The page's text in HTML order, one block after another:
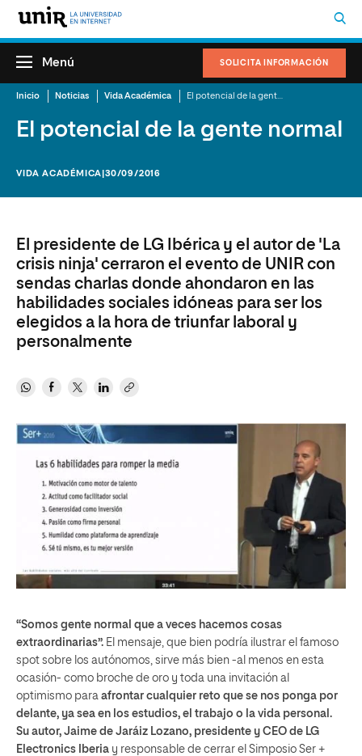
SOLICITA INFORMACIÓN
Menú
Inicio Noticias Vida Académica
El potencial de la gente normal
VIDA ACADÉMICA |30/09/2016
El presidente de LG Ibérica y el autor de 'La
crisis ninja' cerraron el evento de UNIR con
sendas charlas donde ahondaron en las
habilidades sociales idóneas para ser los
elegidos a la hora de triunfar laboral y
personalmente
“Somos gente normal que a veces hacemos cosas
extraordinarias”. El mensaje, que bien podría ilustrar el famoso
spot sobre los autónomos, sirve más bien -al menos en esta
ocasión- como broche de oro y toda una invitación al
optimismo para afrontar cualquier reto que se nos ponga por
delante, ya sea en los estudios, el trabajo o la vida personal.
Su autor, Jaime de Jaráiz Lozano, presidente y CEO de LG
Electronics Iberia y responsable de cerrar el Simposio Ser +